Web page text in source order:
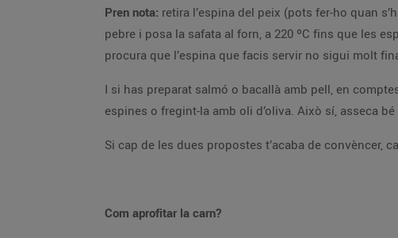
Pren nota: retira l’espina del peix (pots fer-ho quan
pebre i posa la safata al forn, a 220 ºC fins que les
procura que l’espina que facis servir no sigui molt
I si has preparat salmó o bacallà amb pell, en
espines o fregint-la amb oli d’oliva. Això sí, asseca
Si cap de les dues propostes t’acaba de convèncer,
Com aprofitar la carn?